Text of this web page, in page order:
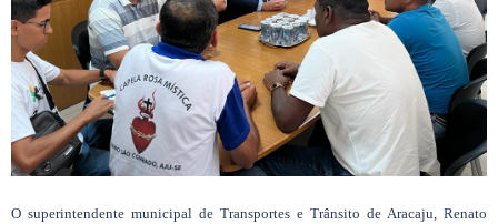
O superintendente municipal de Transportes e Trânsito de Aracaju, Renato